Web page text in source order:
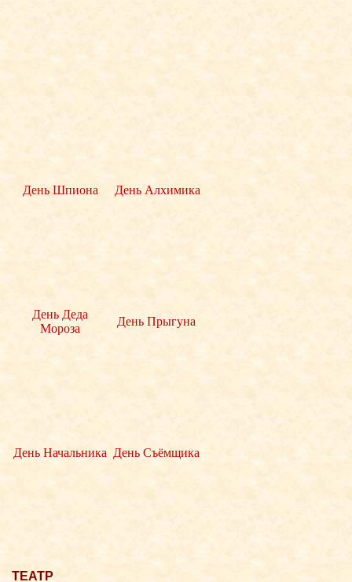
День Шпиона День Алхимика
День Деда
Мороза
День Прыгуна
День Начальника День Съёмщика
ТЕАТР